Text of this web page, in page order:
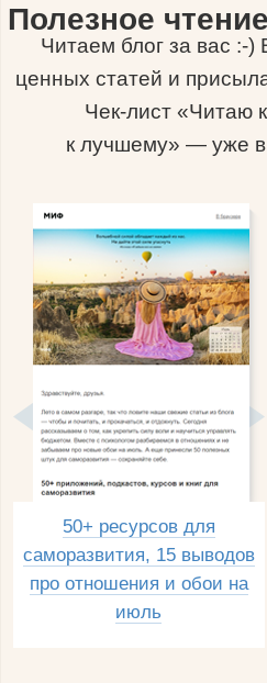
Полезное
Читаем блог за вас :-
ценных статей и
Чек-лист «Читаю
к лучшему» — уже
50+ ресурсов для
саморазвития, 15 выводов
про отношения и обои на
июль